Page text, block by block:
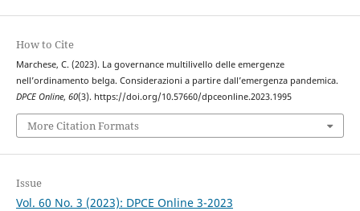
How to Cite
Marchese, C. (2023). La governance multilivello delle emergenze
nell’ordinamento belga. Considerazioni a partire dall’emergenza pandemica.
DPCE Online, 60(3). https://doi.org/10.57660/dpceonline.2023.1995
More Citation Formats
Issue
Vol. 60 No. 3 (2023): DPCE Online 3-2023